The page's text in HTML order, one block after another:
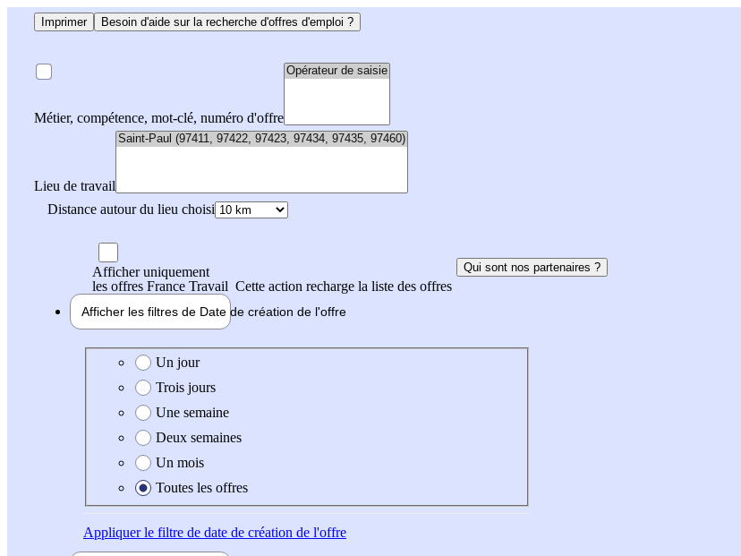
Imprimer Besoin d'aide sur la recherche d'offres d'emploi ?
Métier, compétence, mot-clé, numéro d'offre
Lieu de travail
Distance autour du lieu choisi
Afficher uniquement
les offres France Travail Cette action recharge la liste des offres
Qui sont nos partenaires ?
Afficher les filtres de Date de création de l'offre
Date de création de l'offre
Un jour
Trois jours
Une semaine
Deux semaines
Un mois
Toutes les offres
Appliquerle filtre de date de création de l'offre